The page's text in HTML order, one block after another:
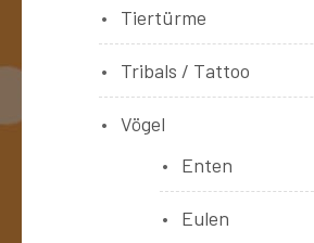
Tiertürme
Tribals / Tattoo
Vögel
Enten
Eulen